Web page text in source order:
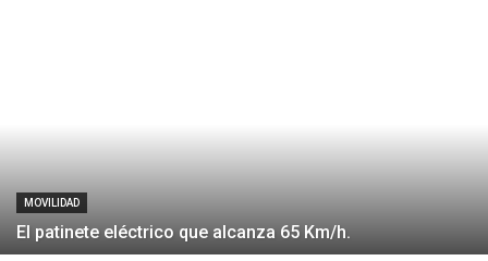
MOVILIDAD
El patinete eléctrico que alcanza 65 Km/h.